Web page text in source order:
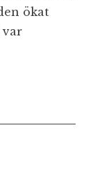
ökat
var